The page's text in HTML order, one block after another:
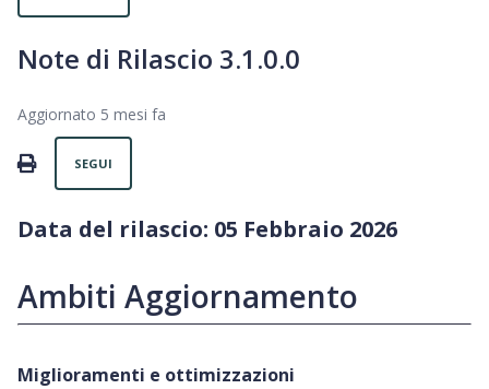
Note di Rilascio 3.1.0.0
Aggiornato 5 mesi fa
PRINT
SEGUI
Data del rilascio: 05 Febbraio 2026
Ambiti Aggiornamento
Miglioramenti e ottimizzazioni